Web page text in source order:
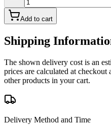
Add to cart
Shipping
The shown delivery cost is an
prices are calculated at
other products in your cart.
Delivery Method and Time